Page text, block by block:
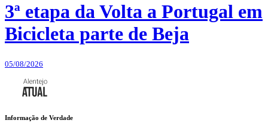
3ª etapa da Volta a Portugal em
Bicicleta parte de Beja
05/08/2026
Informação de Verdade